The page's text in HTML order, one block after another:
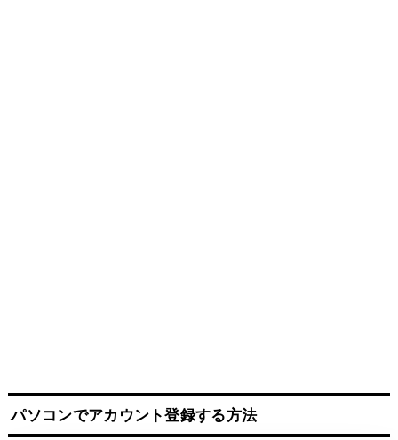
パソコンでアカウント登録する方法